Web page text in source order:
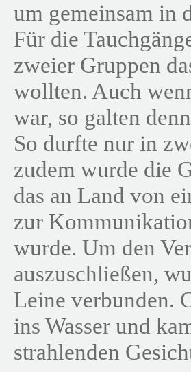
um gemeinsam in
Für die
zweier Gruppen
wollten. Auch
war, so galten
So durfte nur in
zudem wurde die
das an Land von
zur
wurde. Um den
auszuschließen,
Leine verbunden.
ins Wasser und
strahlenden